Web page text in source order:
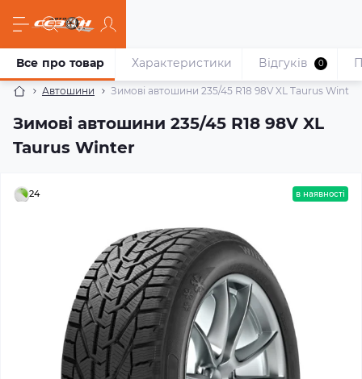
Автошини Зимові автошини 235/45 R18 98V XL Taurus Winter
Зимові автошини 235/45 R18 98V XL
Taurus Winter
Все про товар Характеристики Відгуків 0
24 в наявності